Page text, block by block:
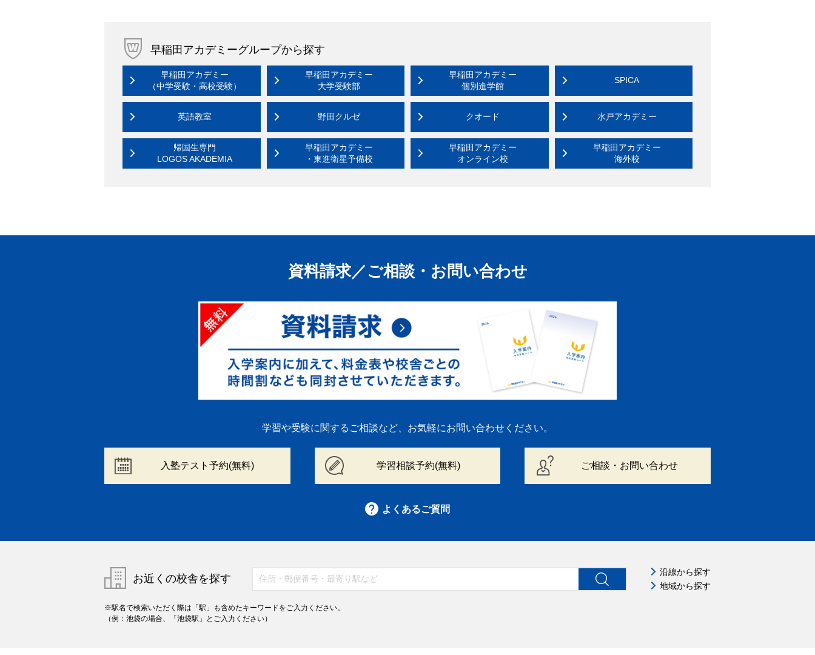
早稲田アカデミーグループから探す
早稲田アカデミー
（中学受験・高校受験）
早稲田アカデミー
大学受験部
早稲田アカデミー
個別進学館
SPICA
英語教室 野田クルゼ クオード 水戸アカデミー
帰国生専門
LOGOS AKADEMIA
早稲田アカデミー
・東進衛星予備校
早稲田アカデミー
オンライン校
早稲田アカデミー
海外校
資料請求／ご相談・お問い合わせ
学習や受験に関するご相談など、 お気軽にお問い合わせください。
入塾テスト予約(無料) 学習相談予約(無料) ご相談・お問い合わせ
よくあるご質問
お近くの校舎を探す
沿線から探す
地域から探す
※駅名で検索いただく際は「駅」も含めたキーワードをご入力ください。
（例：池袋の場合、「池袋駅」とご入力ください）